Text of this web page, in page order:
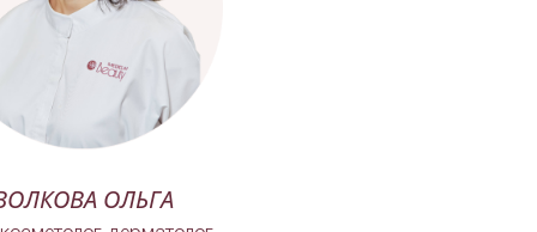
ОЛЬГА